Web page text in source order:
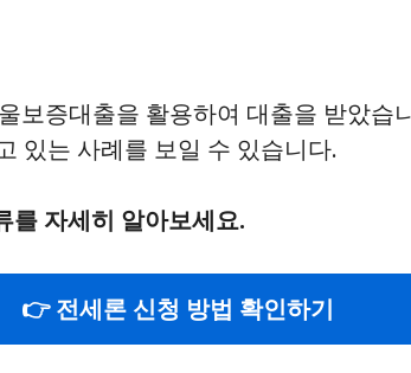
보증대출을 활용하여 대출을 받았습
있는 사례를 보일 수 있습니다.
를 자세히 알아보세요.
👉 전세론 신청 방법 확인하기